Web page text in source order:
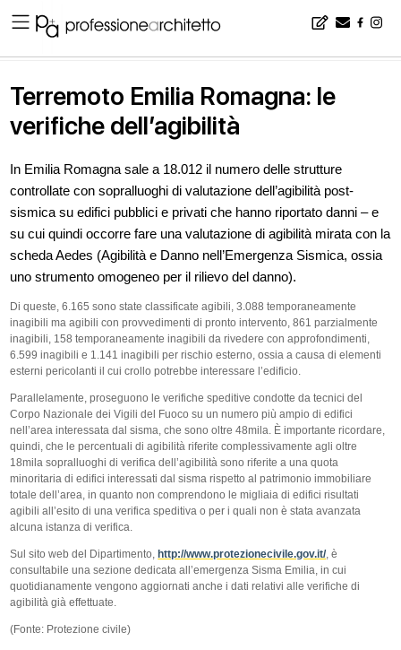
Terremoto Emilia Romagna: le
verifiche dell’agibilità
In Emilia Romagna sale a 18.012 il numero delle strutture
controllate con sopralluoghi di valutazione dell’agibilità post-
sismica su edifici pubblici e privati che hanno riportato danni – e
su cui quindi occorre fare una valutazione di agibilità mirata con la
scheda Aedes (Agibilità e Danno nell’Emergenza Sismica, ossia
uno strumento omogeneo per il rilievo del danno).
Di queste, 6.165 sono state classificate agibili, 3.088 temporaneamente
inagibili ma agibili con provvedimenti di pronto intervento, 861 parzialmente
inagibili, 158 temporaneamente inagibili da rivedere con approfondimenti,
6.599 inagibili e 1.141 inagibili per rischio esterno, ossia a causa di elementi
esterni pericolanti il cui crollo potrebbe interessare l’edificio.
Parallelamente, proseguono le verifiche speditive condotte da tecnici del
Corpo Nazionale dei Vigili del Fuoco su un numero più ampio di edifici
nell’area interessata dal sisma, che sono oltre 48mila. È importante ricordare,
quindi, che le percentuali di agibilità riferite complessivamente agli oltre
18mila sopralluoghi di verifica dell’agibilità sono riferite a una quota
minoritaria di edifici interessati dal sisma rispetto al patrimonio immobiliare
totale dell’area, in quanto non comprendono le migliaia di edifici risultati
agibili all’esito di una verifica speditiva o per i quali non è stata avanzata
alcuna istanza di verifica.
Sul sito web del Dipartimento,http://www.protezionecivile.gov.it/, è
consultabile una sezione dedicata all’emergenza Sisma Emilia, in cui
quotidianamente vengono aggiornati anche i dati relativi alle verifiche di
agibilità già effettuate.
(Fonte: Protezione civile)